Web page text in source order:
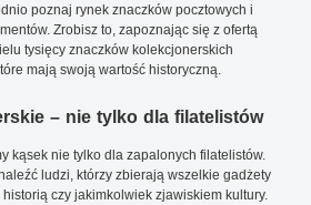
poznaj rynek znaczków pocztowych i
Zrobisz to, zapoznając się z ofertą
tysięcy znaczków kolekcjonerskich
mają swoją wartość historyczną.
– nie tylko dla filatelistów
kąsek nie tylko dla zapalonych filatelistów.
ludzi, którzy zbierają wszelkie gadżety
czy jakimkolwiek zjawiskiem kultury.